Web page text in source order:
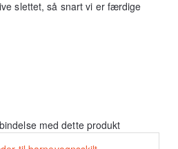
slettet, så snart vi er færdige
med dette produkt